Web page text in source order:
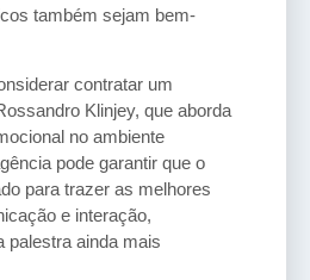
também sejam bem-
contratar um
Klinjey, que aborda
no ambiente
pode garantir que o
para trazer as melhores
e interação,
palestra ainda mais